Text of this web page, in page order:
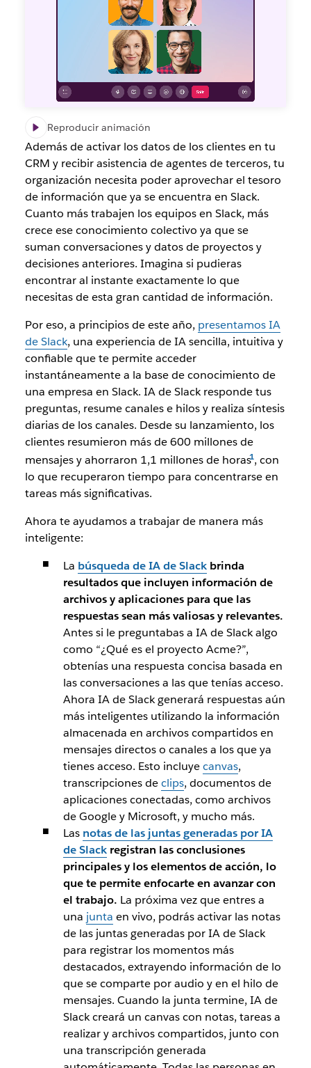
Reproducir animación
Además de activar los datos de los clientes en tu
CRM y recibir asistencia de agentes de terceros, tu
organización necesita poder aprovechar el tesoro
de información que ya se encuentra en Slack.
Cuanto más trabajen los equipos en Slack, más
crece ese conocimiento colectivo ya que se
suman conversaciones y datos de proyectos y
decisiones anteriores. Imagina si pudieras
encontrar al instante exactamente lo que
necesitas de esta gran cantidad de información.
Por eso, a principios de este año, presentamos IA
de Slack, una experiencia de IA sencilla, intuitiva y
confiable que te permite acceder
instantáneamente a la base de conocimiento de
una empresa en Slack. IA de Slack responde tus
preguntas, resume canales e hilos y realiza síntesis
diarias de los canales. Desde su lanzamiento, los
clientes resumieron más de 600 millones de
mensajes y ahorraron 1,1 millones de horas , con
lo que recuperaron tiempo para concentrarse en
tareas más significativas.
Ahora te ayudamos a trabajar de manera más
inteligente:
La búsqueda de IA de Slackbrinda
resultados que incluyen información de
archivos y aplicaciones para que las
respuestas sean más valiosas y relevantes.
Antes si le preguntabas a IA de Slack algo
como “¿Qué es el proyecto Acme?”,
obtenías una respuesta concisa basada en
las conversaciones a las que tenías acceso.
Ahora IA de Slack generará respuestas aún
más inteligentes utilizando la información
almacenada en archivos compartidos en
mensajes directos o canales a los que ya
tienes acceso. Esto incluyecanvas,
transcripciones declips, documentos de
aplicaciones conectadas, como archivos
de Google y Microsoft, y mucho más.
Las notas de las juntas generadas por IA
de Slackregistran las conclusiones
principales y los elementos de acción, lo
que te permite enfocarte en avanzar con
el trabajo. La próxima vez que entres a
una junta en vivo, podrás activar las notas
de las juntas generadas por IA de Slack
para registrar los momentos más
destacados, extrayendo información de lo
que se comparte por audio y en el hilo de
mensajes. Cuando la junta termine, IA de
Slack creará un canvas con notas, tareas a
realizar y archivos compartidos, junto con
una transcripción generada